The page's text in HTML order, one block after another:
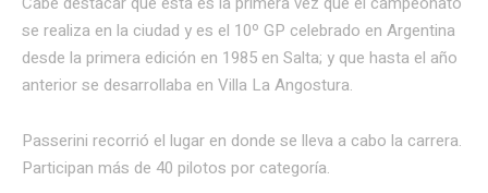
se realiza en la ciudad y es el 10º GP celebrado en Argentina
desde la primera edición en 1985 en Salta; y que hasta el año
anterior se desarrollaba en Villa La Angostura.
Passerini recorrió el lugar en donde se lleva a cabo la carrera.
Participan más de 40 pilotos por categoría.